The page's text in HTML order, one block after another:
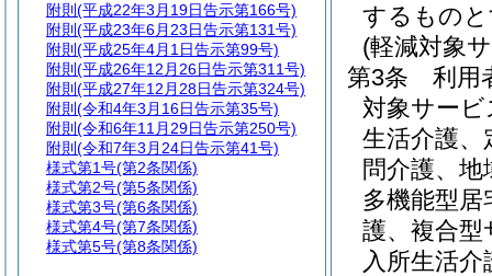
するもの
(軽減対象
第3条
利用
対象サー
生活介護、
問介護、
多機能型居
護、複合型
入所生活
附則 (平成22年3月19日告示第166号)
附則 (平成23年6月23日告示第131号)
附則 (平成25年4月1日告示第99号)
附則 (平成26年12月26日告示第311号)
附則 (平成27年12月28日告示第324号)
附則 (令和4年3月16日告示第35号)
附則 (令和6年11月29日告示第250号)
附則 (令和7年3月24日告示第41号)
様式第1号(第2条関係)
様式第2号(第5条関係)
様式第3号(第6条関係)
様式第4号(第7条関係)
様式第5号(第8条関係)